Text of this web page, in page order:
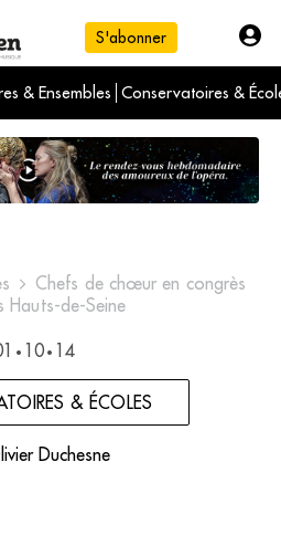
S'abonner
& Ensembles Conservatoires &
du jour
du mois
Chefs de chœur en congrès
Hauts-de-Seine
• 10 • 14
& ÉCOLES
Duchesne